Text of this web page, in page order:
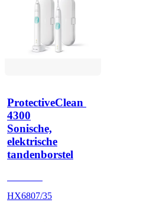
ProtectiveClean
4300
Sonische,
elektrische
tandenborstel
HX6807/35